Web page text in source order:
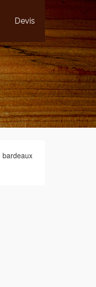
Devis
bardeaux